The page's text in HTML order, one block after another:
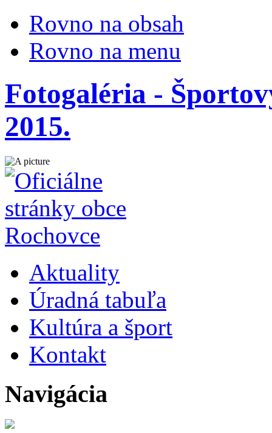
Rovno na obsah
Rovno na menu
Fotogaléria -
2015.
Aktuality
Úradná tabuľa
Kultúra a šport
Kontakt
Navigácia